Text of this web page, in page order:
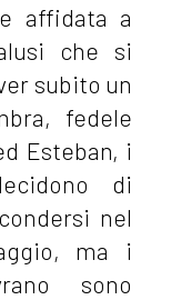
affidata a
che si
subito un
fedele
Esteban, i
di
nel
ma i
sono